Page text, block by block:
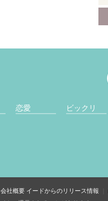
恋愛 ビックリ
会社概要 イードからのリリース情報